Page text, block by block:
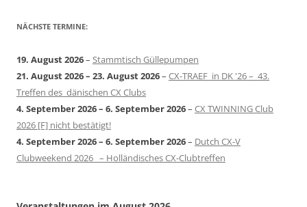
NÄCHSTE TERMINE:
19. August 2026– Stammtisch Güllepumpen
21. August 2026– 23. August 2026– CX-TRAEF in DK '26 – 43.
Treffen des dänischen CX Clubs
4. September 2026– 6. September 2026– CX TWINNING Club
2026 [F] nicht bestätigt!
4. September 2026– 6. September 2026– Dutch CX-V
Clubweekend 2026 – Holländisches CX-Clubtreffen